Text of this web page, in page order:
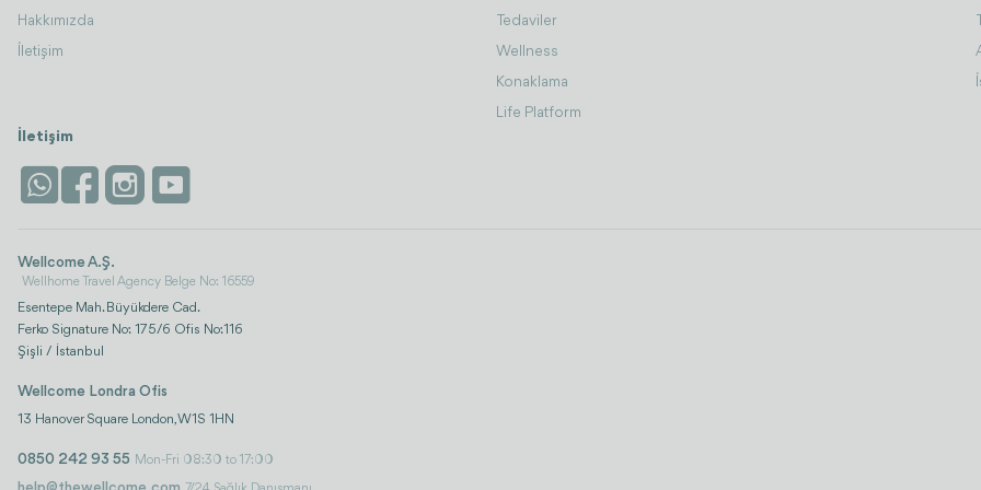
Hakkımızda
İletişim
Tedaviler
Wellness
Konaklama
Life Platform
İletişim
Wellcome A.Ş.
Wellhome Travel Agency Belge No: 16559
Esentepe Mah. Büyükdere Cad.
Ferko Signature No: 175/6 Ofis No:116
Şişli / İstanbul
Wellcome Londra Ofis
13 Hanover Square London, W1S 1HN
0850 242 93 55 Mon-Fri 08:30 to 17:00